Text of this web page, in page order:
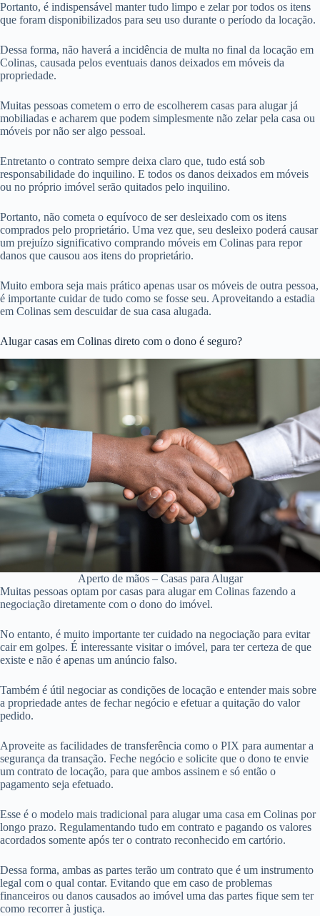
Portanto, é indispensável manter tudo limpo e zelar por todos os itens
que foram disponibilizados para seu uso durante o período da locação.
Dessa forma, não haverá a incidência de multa no final da locação em
Colinas, causada pelos eventuais danos deixados em móveis da
propriedade.
Muitas pessoas cometem o erro de escolherem casas para alugar já
mobiliadas e acharem que podem simplesmente não zelar pela casa ou
móveis por não ser algo pessoal.
Entretanto o contrato sempre deixa claro que, tudo está sob
responsabilidade do inquilino. E todos os danos deixados em móveis
ou no próprio imóvel serão quitados pelo inquilino.
Portanto, não cometa o equívoco de ser desleixado com os itens
comprados pelo proprietário. Uma vez que, seu desleixo poderá causar
um prejuízo significativo comprando móveis em Colinas para repor
danos que causou aos itens do proprietário.
Muito embora seja mais prático apenas usar os móveis de outra pessoa,
é importante cuidar de tudo como se fosse seu. Aproveitando a estadia
em Colinas sem descuidar de sua casa alugada.
Alugar casas em Colinas direto com o dono é seguro?
Aperto de mãos – Casas para Alugar
Muitas pessoas optam por casas para alugar em Colinas fazendo a
negociação diretamente com o dono do imóvel.
No entanto, é muito importante ter cuidado na negociação para evitar
cair em golpes. É interessante visitar o imóvel, para ter certeza de que
existe e não é apenas um anúncio falso.
Também é útil negociar as condições de locação e entender mais sobre
a propriedade antes de fechar negócio e efetuar a quitação do valor
pedido.
Aproveite as facilidades de transferência como o PIX para aumentar a
segurança da transação. Feche negócio e solicite que o dono te envie
um contrato de locação, para que ambos assinem e só então o
pagamento seja efetuado.
Esse é o modelo mais tradicional para alugar uma casa em Colinas por
longo prazo. Regulamentando tudo em contrato e pagando os valores
acordados somente após ter o contrato reconhecido em cartório.
Dessa forma, ambas as partes terão um contrato que é um instrumento
legal com o qual contar. Evitando que em caso de problemas
financeiros ou danos causados ao imóvel uma das partes fique sem ter
como recorrer à justiça.